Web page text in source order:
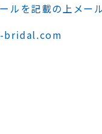
ルを記載の上メー
bridal.com